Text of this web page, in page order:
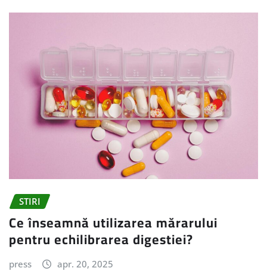
STIRI
Ce înseamnă utilizarea mărarului
pentru echilibrarea digestiei?
press apr. 20, 2025